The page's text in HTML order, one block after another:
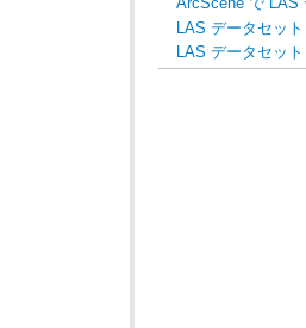
LAS データセッ
LAS データセッ